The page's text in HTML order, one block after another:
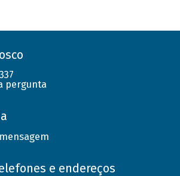
pergunta
e endereços